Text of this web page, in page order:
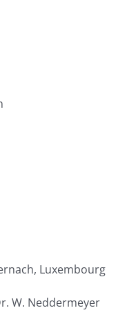
Luxembourg
W. Neddermeyer